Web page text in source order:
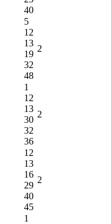
40
5
12
13
19
32
48
2
1
12
13
30
32
36
2
12
13
16
29
40
45
2
1